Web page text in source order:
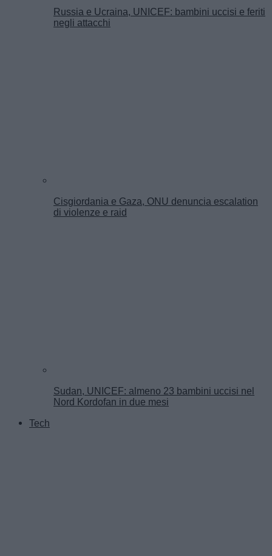
Russia e Ucraina, UNICEF: bambini uccisi e feriti
negli attacchi
Cisgiordania e Gaza, ONU denuncia escalation
di violenze e raid
Sudan, UNICEF: almeno 23 bambini uccisi nel
Nord Kordofan in due mesi
Tech